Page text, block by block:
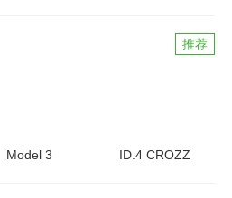
推荐
Model 3 ID.4 CROZZ